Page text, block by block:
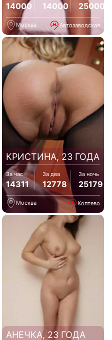
14000 14000 25000
Москва Автозаводская
КРИСТИНА, 23 ГОДА
За час
14311
За два
12778
За ночь
25179
Москва Коптево
АНЕЧКА, 23 ГОДА